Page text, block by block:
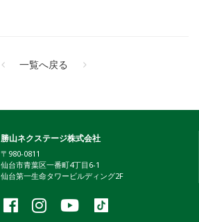
一覧へ戻る
勝山ネクステージ株式会社
〒980-0811
仙台市青葉区一番町4丁目6-1
仙台第一生命タワービルディング2F